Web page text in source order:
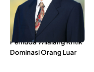
Slogan Pemberdayaan
Lokal Dinilai Hanya
Pemanis, Tokoh
Pemuda Wilalang Kritik
Dominasi Orang Luar